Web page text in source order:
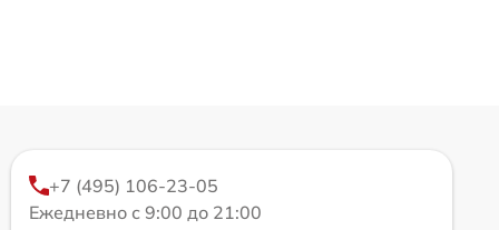
+7 (495) 106-23-05
Ежедневно с 9:00 до 21:00